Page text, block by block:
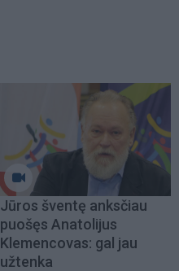
Jūros šventę anksčiau
puošęs Anatolijus
Klemencovas: gal jau
užtenka